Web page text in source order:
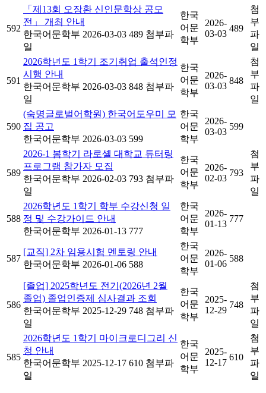
592
「제13회 오장환 신인문학상 공모
전」 개최 안내
한국어문학부 2026-03-03 489 첨부파
일
한국
어문
학부
2026-
03-03
489
첨
부
파
일
591
2026학년도 1학기 조기취업 출석인정
시행 안내
한국어문학부 2026-03-03 848 첨부파
일
한국
어문
학부
2026-
03-03
848
첨
부
파
일
590
(숙명글로벌어학원) 한국어도우미 모
집 공고
한국어문학부 2026-03-03 599
한국
어문
학부
2026-
03-03
599
589
2026-1 봄학기 라로셸 대학교 튜터링
프로그램 참가자 모집
한국어문학부 2026-02-03 793 첨부파
일
한국
어문
학부
2026-
02-03
793
첨
부
파
일
588
2026학년도 1학기 학부 수강신청 일
정 및 수강가이드 안내
한국어문학부 2026-01-13 777
한국
어문
학부
2026-
01-13
777
587
[교직] 2차 임용시험 멘토링 안내
한국어문학부 2026-01-06 588
한국
어문
학부
2026-
01-06
588
586
[졸업] 2025학년도 전기(2026년 2월
졸업) 졸업인증제 심사결과 조회
한국어문학부 2025-12-29 748 첨부파
일
한국
어문
학부
2025-
12-29
748
첨
부
파
일
585
2026학년도 1학기 마이크로디그리 신
청 안내
한국어문학부 2025-12-17 610 첨부파
일
한국
어문
학부
2025-
12-17
610
첨
부
파
일